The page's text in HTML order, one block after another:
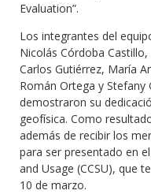
Evaluation”.
Los integrantes del
Nicolás Córdoba
Carlos Gutiérrez, María
Román Ortega y Stefany
demostraron su
geofísica. Como
además de recibir los
para ser presentado en
and Usage (CCSU), que
10 de marzo.